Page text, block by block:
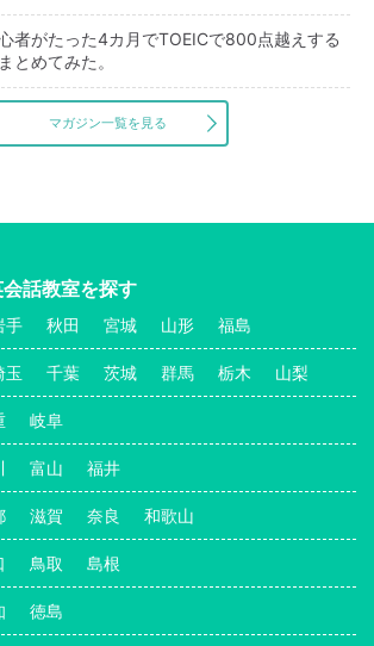
者がたった4カ月でTOEICで800点越えする
とめてみた。
マガジン一覧を見る
話教室を探す
手 秋田 宮城 山形 福島
玉 千葉 茨城 群馬 栃木 山梨
岐阜
富山 福井
滋賀 奈良 和歌山
鳥取 島根
徳島